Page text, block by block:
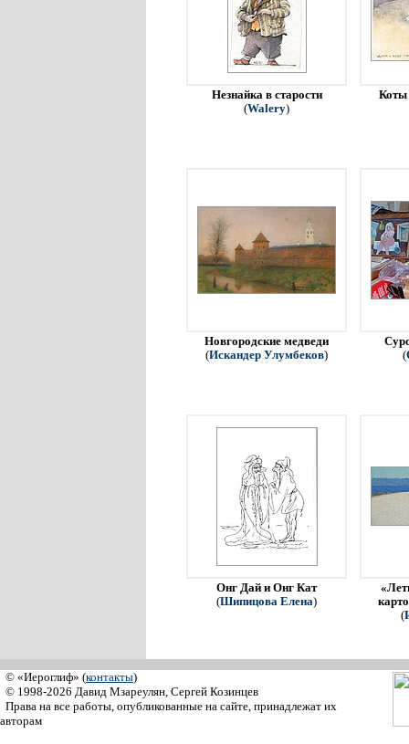
Незнайка в старости
(Walery)
Коты
Новгородские медведи
(Искандер Улумбеков)
(
Онг Дай и Онг Кат
(Шипицова Елена)
(
© «Иероглиф» (контакты)
© 1998-2026 Давид Мзареулян, Сергей Козинцев
Права на все работы, опубликованные на сайте, принадлежат их
авторам